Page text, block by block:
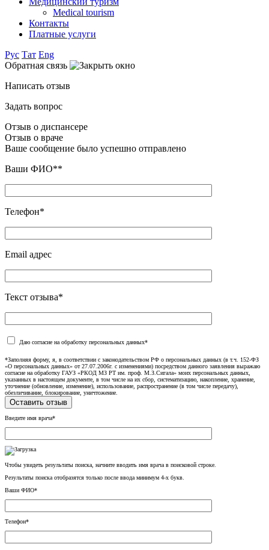
Medical tourism
Контакты
Платные услуги
Рус Тат Eng
Обратная связь
Написать отзыв
Задать вопрос
Отзыв о диспансере
Отзыв о враче
Ваше сообщение было успешно отправлено
Ваши ФИО**
Телефон*
Email адрес
Текст отзыва*
Даю согласие на обработку персональных данных*
*Заполняя форму, я, в соответствии с законодательством РФ о персональных данных (в т.ч. 152-ФЗ
«О персональных данных» от 27.07.2006г. с изменениями) посредством данного заявления выражаю
согласие на обработку ГАУЗ «РКОД МЗ РТ им. проф. М.З.Сигала» моих персональных данных,
указанных в настоящем документе, в том числе на их сбор, систематизацию, накопление, хранение,
уточнение (обновление, изменение), использование, распространение (в том числе передачу),
обезличивание, блокирование, уничтожение.
Введите имя врача*
Чтобы увидеть результаты поиска, начните вводить имя врача в поисковой строке.
Результаты поиска отобразятся только после ввода минимум 4-х букв.
Ваши ФИО*
Телефон*